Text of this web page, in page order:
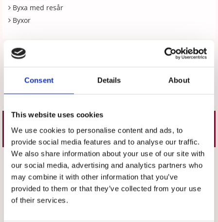
Consent Details About
This website uses cookies
We use cookies to personalise content and ads, to
provide social media features and to analyse our traffic.
We also share information about your use of our site with
our social media, advertising and analytics partners who
may combine it with other information that you’ve
provided to them or that they’ve collected from your use
of their services.
Byxa med resår
Byxor
Liknande produkter
Välj storlek Välj storlek